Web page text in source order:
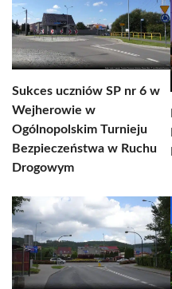
Sukces uczniów SP nr 6 w
Wejherowie w
Ogólnopolskim Turnieju
Bezpieczeństwa w Ruchu
Drogowym